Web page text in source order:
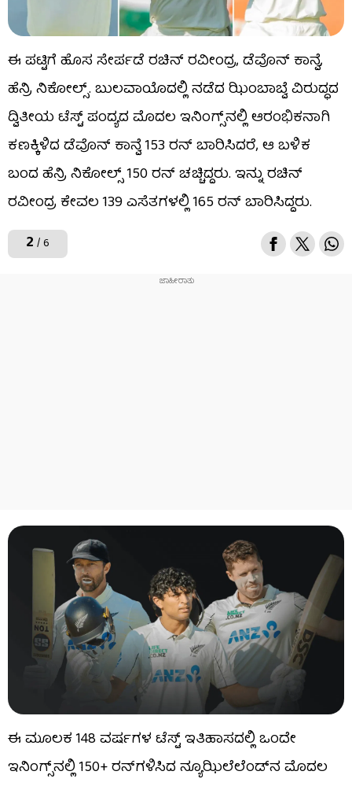
ಈ ಪಟ್ಟಿಗೆ ಹೊಸ ಸೇರ್ಪಡೆ ರಚಿನ್ ರವೀಂದ್ರ, ಡೆವೊನ್ ಕಾನ್ವೆ,
ಹೆನ್ರಿ ನಿಕೋಲ್ಸ್. ಬುಲವಾಯೊದಲ್ಲಿ ನಡೆದ ಝಿಂಬಾಬ್ವೆ ವಿರುದ್ಧದ
ದ್ವಿತೀಯ ಟೆಸ್ಟ್ ಪಂದ್ಯದ ಮೊದಲ ಇನಿಂಗ್ಸ್​ನಲ್ಲಿ ಆರಂಭಿಕನಾಗಿ
ಕಣಕ್ಕಿಳಿದ ಡೆವೊನ್ ಕಾನ್ವೆ 153 ರನ್ ಬಾರಿಸಿದರೆ, ಆ ಬಳಿಕ
ಬಂದ ಹೆನ್ರಿ ನಿಕೋಲ್ಸ್ 150 ರನ್​ ಚಚ್ಚಿದ್ದರು. ಇನ್ನು ರಚಿನ್
ರವೀಂದ್ರ ಕೇವಲ 139 ಎಸೆತಗಳಲ್ಲಿ 165 ರನ್​ ಬಾರಿಸಿದ್ದರು.
2 / 6
ಈ ಮೂಲಕ 148 ವರ್ಷಗಳ ಟೆಸ್ಟ್ ಇತಿಹಾಸದಲ್ಲಿ ಒಂದೇ
ಇನಿಂಗ್ಸ್​ನಲ್ಲಿ 150+ ರನ್​ಗಳಿಸಿದ ನ್ಯೂಝಿಲೆಲೆಂಡ್​ನ ಮೊದಲ